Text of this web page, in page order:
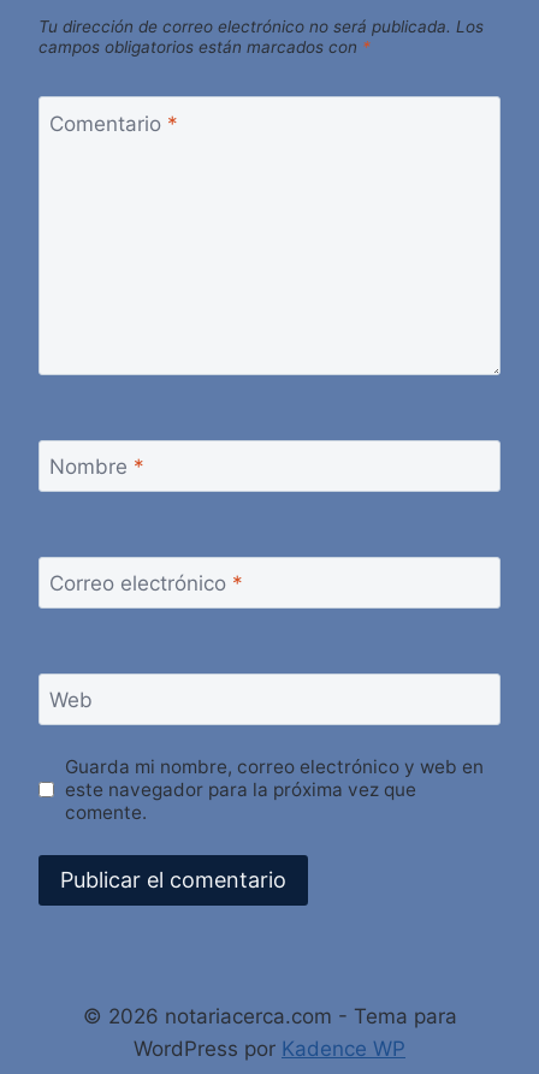
Tu dirección de correo electrónico no será publicada. Los
campos obligatorios están marcados con *
Comentario *
Nombre *
Correo electrónico *
Web
Guarda mi nombre, correo electrónico y web en
este navegador para la próxima vez que
comente.
© 2026 notariacerca.com - Tema para
WordPress por Kadence WP